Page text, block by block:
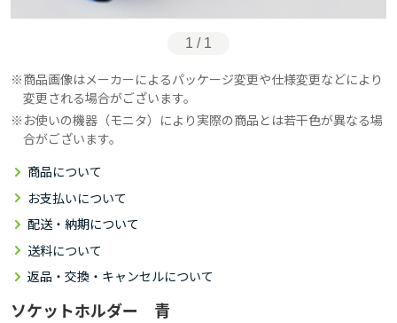
1 / 1
商品画像はメーカーによるパッケージ変更や仕様変更などにより
変更される場合がございます。
お使いの機器（モニタ）により実際の商品とは若干色が異なる場
合がございます。
商品について
お支払いについて
配送・納期について
送料について
返品・交換・キャンセルについて
ソケットホルダー 青